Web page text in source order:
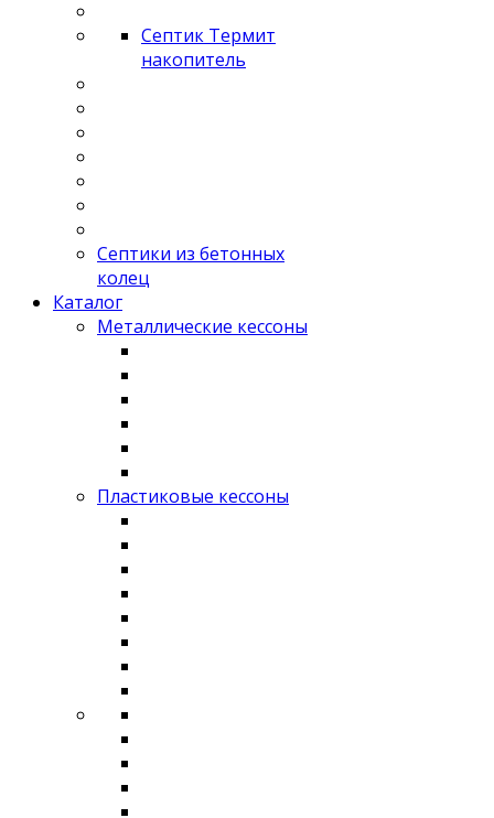
Септик Термит
накопитель
Септики из бетонных
колец
Каталог
Металлические кессоны
Пластиковые кессоны